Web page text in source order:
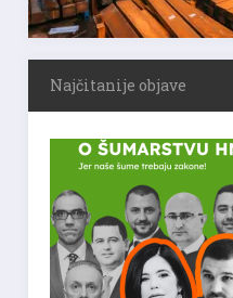
Najčitanije objave